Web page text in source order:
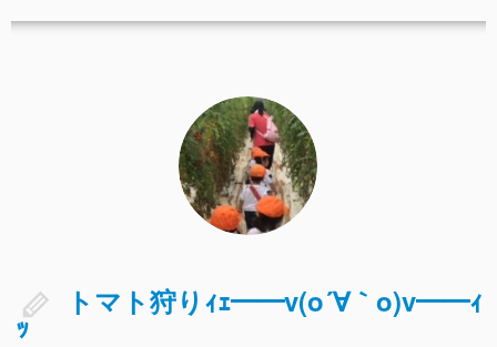
求人情報（園見学/自主実習も対応）
トマト狩りｨｪ━━v(o´∀｀o)v━━ｨ
ｯ